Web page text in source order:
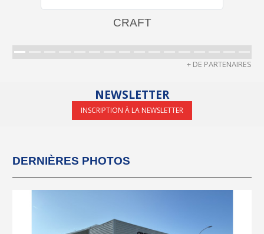
CRAFT
+ DE PARTENAIRES
NEWSLETTER
INSCRIPTION À LA NEWSLETTER
DERNIÈRES PHOTOS